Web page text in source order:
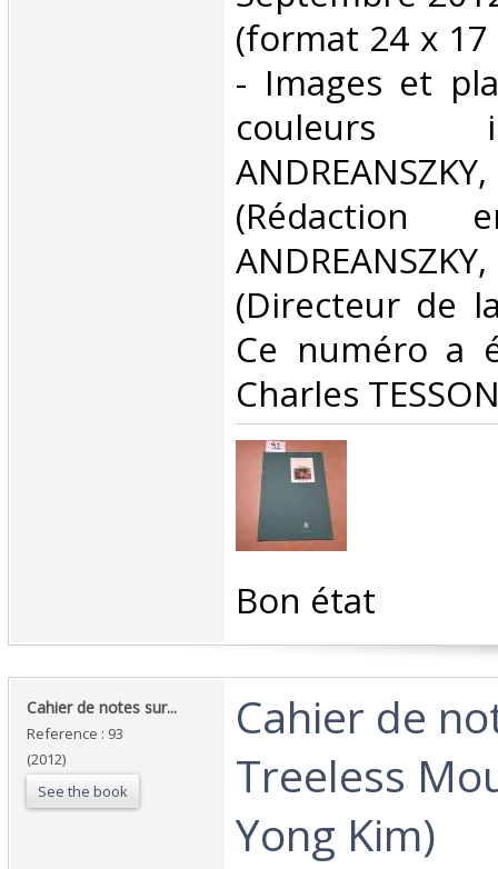
(format 24 x 17
- Images et
couleurs
(Directeur de
Ce numéro a
Charles
‎Bon état ‎
‎Cahier de notes sur... ‎
Reference : 93
(2012)
See the book
‎Cahier de
Treeless
Yong Kim)‎